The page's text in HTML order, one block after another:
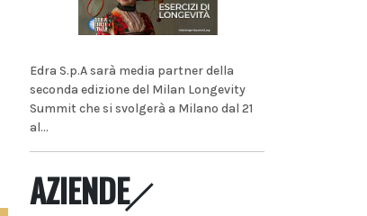
Edra S.p.A sarà media partner della
seconda edizione del Milan Longevity
Summit che si svolgerà a Milano dal 21
al...
AZIENDE